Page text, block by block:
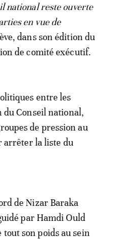
national reste ouverte
en vue de
dans son édition du
de comité exécutif.
entre les
du Conseil national,
de pression au
arrêter la liste du
de Nizar Baraka
par Hamdi Ould
son poids au sein